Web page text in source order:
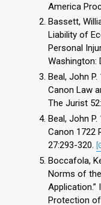
America
Bassett,
Liability of
Personal
Washington:
Beal, John P.
Canon Law
The Jurist
Beal, John
Canon 1722
27:293-320.
Boccafola,
Norms of
Application.”
Protection of